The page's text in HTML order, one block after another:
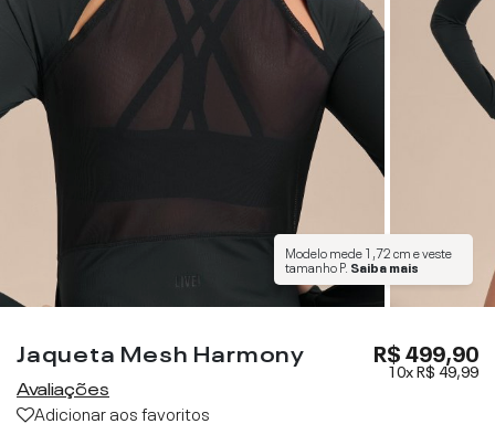
Modelo mede1,72 cme veste
tamanhoP. Saiba mais
Jaqueta Mesh Harmony
Avaliações
Adicionar aos favoritos
R$ 499,90
10xR$ 49,99